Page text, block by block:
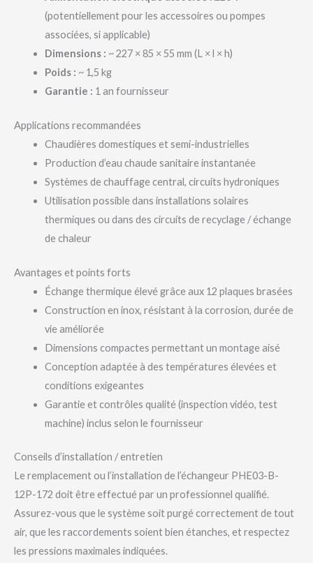
(potentiellement pour les accessoires ou pompes
associées, si applicable)
Dimensions : ~ 227 × 85 × 55 mm (L × l × h)
Poids : ~ 1,5 kg
Garantie : 1 an fournisseur
Applications recommandées
Chaudières domestiques et semi-industrielles
Production d’eau chaude sanitaire instantanée
Systèmes de chauffage central, circuits hydroniques
Utilisation possible dans installations solaires
thermiques ou dans des circuits de recyclage / échange
de chaleur
Avantages et points forts
Échange thermique élevé grâce aux 12 plaques brasées
Construction en inox, résistant à la corrosion, durée de
vie améliorée
Dimensions compactes permettant un montage aisé
Conception adaptée à des températures élevées et
conditions exigeantes
Garantie et contrôles qualité (inspection vidéo, test
machine) inclus selon le fournisseur
Conseils d’installation / entretien
Le remplacement ou l’installation de l’échangeur PHE03-B-
12P-172 doit être effectué par un professionnel qualifié.
Assurez-vous que le système soit purgé correctement de tout
air, que les raccordements soient bien étanches, et respectez
les pressions maximales indiquées.